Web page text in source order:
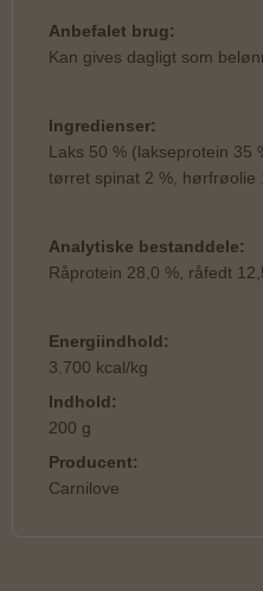
Anbefalet brug:
Kan gives dagligt som
Ingredienser:
Laks 50 % (lakseprotein
tørret spinat 2 %, hørfrøolie
Analytiske bestanddele:
Råprotein 28,0 %, råfedt
Energiindhold:
3.700 kcal/kg
Indhold:
200 g
Producent:
Carnilove